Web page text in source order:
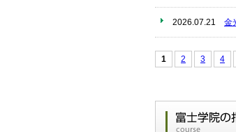
2026.07.21 金
1 2 3 4